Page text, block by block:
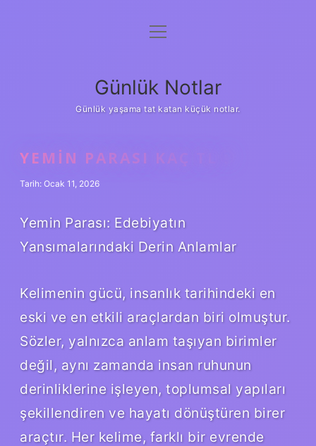
Anasayfa
Yasal Uyarı
menüyü
Günlük Notlar
Günlük yaşama tat katan küçük notlar.
YEMIN PARASI KAÇ TL ?
Tarih: Ocak 11, 2026
Yemin Parası: Edebiyatın
Yansımalarındaki Derin Anlamlar
Kelimenin gücü, insanlık tarihindeki en
eski ve en etkili araçlardan biri olmuştur.
Sözler, yalnızca anlam taşıyan birimler
değil, aynı zamanda insan ruhunun
derinliklerine işleyen, toplumsal yapıları
şekillendiren ve hayatı dönüştüren birer
araçtır. Her kelime, farklı bir evrende